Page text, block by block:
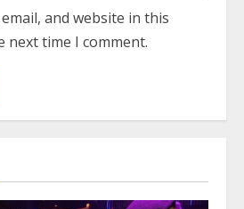
and website in this
next time I comment.